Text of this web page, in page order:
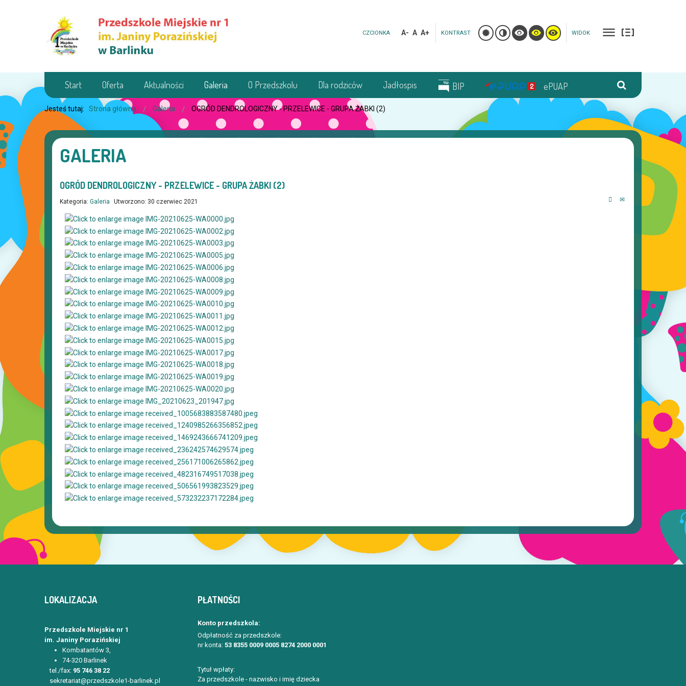
CZCIONKA A- A A+ KONTRAST WIDOK
Start Oferta Aktualności Galeria O Przedszkolu Dla rodziców Jadłospis BIP ePUAP
Jesteś tutaj: Strona główna Galeria OGRÓD DENDROLOGICZNY - PRZELEWICE - GRUPA ŻABKI (2)
GALERIA
OGRÓD DENDROLOGICZNY - PRZELEWICE - GRUPA ŻABKI (2)
Kategoria: Galeria Utworzono: 30 czerwiec 2021
LOKALIZACJA
Przedszkole Miejskie nr 1
im. Janiny Porazińskiej
Kombatantów 3,
74-320 Barlinek
tel./fax: 95 746 38 22
sekretariat@przedszkole1-barlinek.pl
PŁATNOŚCI
Konto przedszkola:
Odpłatność za przedszkole:
nr konta: 53 8355 0009 0005 8274 2000 0001
Tytuł wpłaty:
Za przedszkole - nazwisko i imię dziecka